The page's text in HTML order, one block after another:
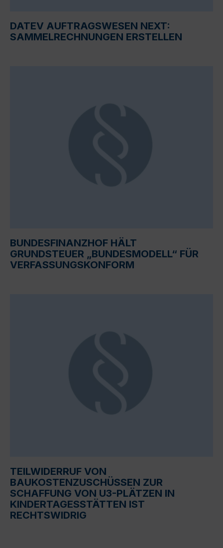
DATEV AUFTRAGSWESEN NEXT:
SAMMELRECHNUNGEN ERSTELLEN
BUNDESFINANZHOF HÄLT
GRUNDSTEUER „BUNDESMODELL“ FÜR
VERFASSUNGSKONFORM
TEILWIDERRUF VON
BAUKOSTENZUSCHÜSSEN ZUR
SCHAFFUNG VON U3-PLÄTZEN IN
KINDERTAGESSTÄTTEN IST
RECHTSWIDRIG